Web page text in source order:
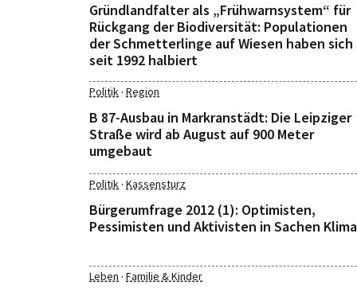
Gründlandfalter als „Frühwarnsystem“ für
Rückgang der Biodiversität: Populationen
der Schmetterlinge auf Wiesen haben sich
seit 1992 halbiert
Politik· Region
B 87-Ausbau in Markranstädt: Die Leipziger
Straße wird ab August auf 900 Meter
umgebaut
Politik· Kassensturz
Bürgerumfrage 2012 (1): Optimisten,
Pessimisten und Aktivisten in Sachen Klima
Leben · Familie & Kinder